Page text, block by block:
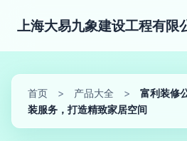
上海大易九象建设工程有限
首页 > 产品大全 >
富利装修
装服务，打造精致家居空间